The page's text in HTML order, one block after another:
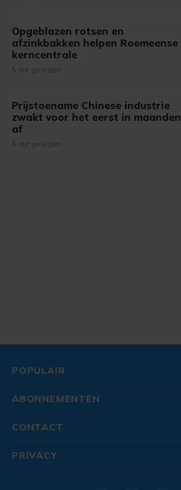
Opgeblazen rotsen en
afzinkbakken helpen Roemeense
kerncentrale
5 uur geleden
Prijstoename Chinese industrie
zwakt voor het eerst in maanden
af
6 uur geleden
POPULAIR
ABONNEMENTEN
CONTACT
PRIVACY